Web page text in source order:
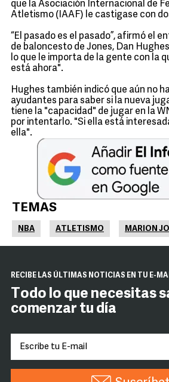
que la Asociación Internacional de
Atletismo (IAAF) le castigase con
“El pasado es el pasado”, afirmó el
de baloncesto de Jones, Dan
lo que le importa de la gente con la
está ahora".
Hughes también indicó que aún no
ayudantes para saber si la nueva
tiene la "capacidad" de jugar en la
por intentarlo. "Si ella está
ella".
TEMAS
NBA ATLETISMO MARION
RECIBE LAS ÚLTIMAS NOTICIAS EN TU E-
Todo lo que necesitas
comenzar tu día